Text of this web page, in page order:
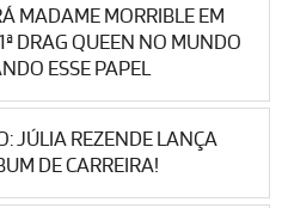
MADAME MORRIBLE EM
DRAG QUEEN NO MUNDO
ESSE PAPEL
JÚLIA REZENDE LANÇA
DE CARREIRA!